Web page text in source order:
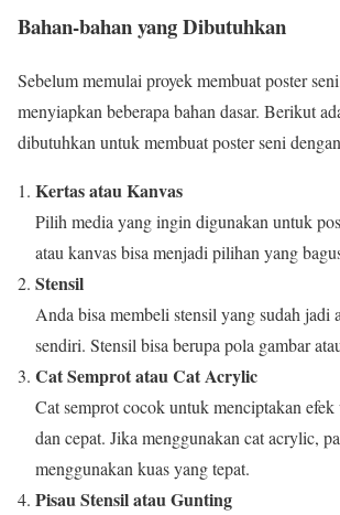
Bahan-bahan yang Dibutuhkan
Sebelum memulai proyek membuat poster
menyiapkan beberapa bahan dasar. Berikut
dibutuhkan untuk membuat poster seni
Kertas atau Kanvas
Pilih media yang ingin digunakan untuk
atau kanvas bisa menjadi pilihan yang
Stensil
Anda bisa membeli stensil yang sudah jadi
sendiri. Stensil bisa berupa pola gambar
Cat Semprot atau Cat Acrylic
Cat semprot cocok untuk menciptakan efek
dan cepat. Jika menggunakan cat acrylic,
menggunakan kuas yang tepat.
Pisau Stensil atau Gunting